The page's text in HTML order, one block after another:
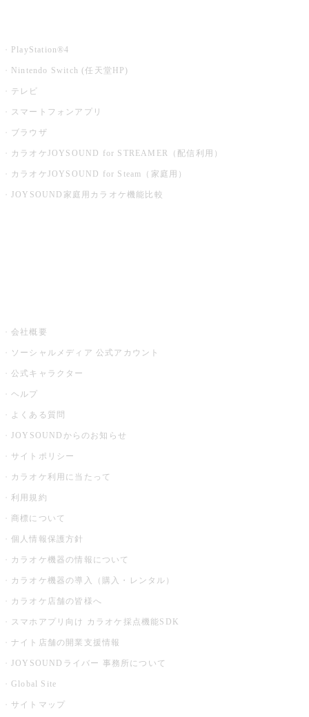
PlayStation®4
Nintendo Switch (任天堂HP)
テレビ
スマートフォンアプリ
ブラウザ
カラオケJOYSOUND for STREAMER（配信利用）
カラオケJOYSOUND for Steam（家庭用）
JOYSOUND家庭用カラオケ機能比較
会社概要
ソーシャルメディア 公式アカウント
公式キャラクター
ヘルプ
よくある質問
JOYSOUNDからのお知らせ
サイトポリシー
カラオケ利用に当たって
利用規約
商標について
個人情報保護方針
カラオケ機器の情報について
カラオケ機器の導入（購入・レンタル）
カラオケ店舗の皆様へ
スマホアプリ向け カラオケ採点機能SDK
ナイト店舗の開業支援情報
JOYSOUNDライバー 事務所について
Global Site
サイトマップ